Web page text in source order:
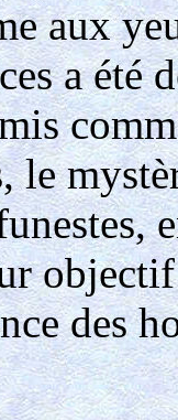
aux
a été
le
des